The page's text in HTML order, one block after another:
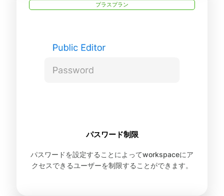
プラスプラン
パスワード制限
パスワードを設定することによってworkspaceにア
クセスできるユーザーを制限することができます。